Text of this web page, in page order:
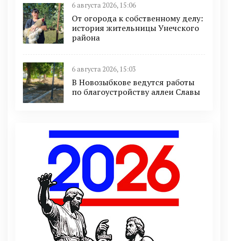
6 августа 2026, 15:06
От огорода к собственному делу:
история жительницы Унечского
района
6 августа 2026, 15:03
В Новозыбкове ведутся работы
по благоустройству аллеи Славы